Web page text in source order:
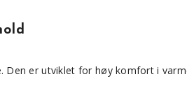
er utviklet for høy komfort i